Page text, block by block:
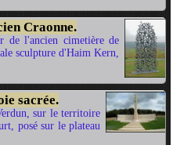
Craonne.
de l'ancien cimetière de
sculpture d'Haim Kern,
sacrée.
sur le territoire
posé sur le plateau